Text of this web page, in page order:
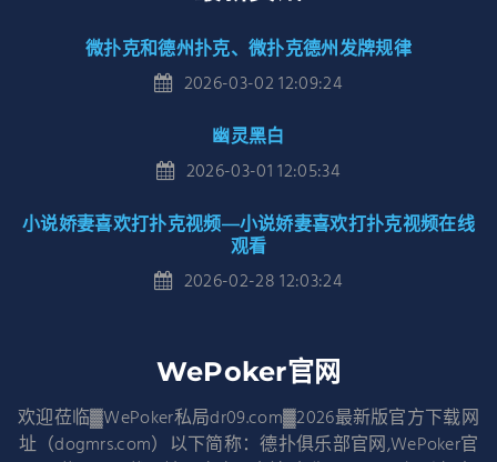
微扑克和德州扑克、微扑克德州发牌规律
2026-03-02 12:09:24
幽灵黑白
2026-03-01 12:05:34
小说娇妻喜欢打扑克视频—小说娇妻喜欢打扑克视频在线
观看
2026-02-28 12:03:24
WePoker官网
欢迎莅临▓WePoker私局dr09.com▓2026最新版官方下载网
址（dogmrs.com）以下简称：德扑俱乐部官网,WePoker官